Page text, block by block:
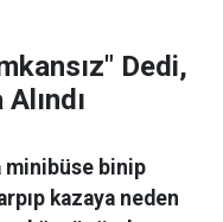
Dedi,
minibüse binip
kazaya neden